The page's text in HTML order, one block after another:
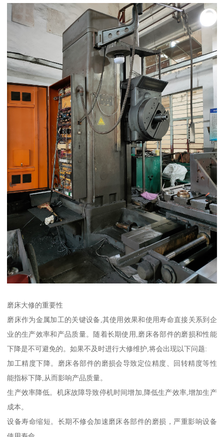
磨床大修的重要性
磨床作为金属加工的关键设备,其使用效果和使用寿命直接关系到企
业的生产效率和产品质量。随着长期使用,磨床各部件的磨损和性能
下降是不可避免的。如果不及时进行大修维护,将会出现以下问题:
加工精度下降。磨床各部件的磨损会导致定位精度、回转精度等性
能指标下降,从而影响产品质量。
生产效率降低。机床故障导致停机时间增加,降低生产效率,增加生产
成本。
设备寿命缩短。长期不修会加速磨床各部件的磨损，严重影响设备